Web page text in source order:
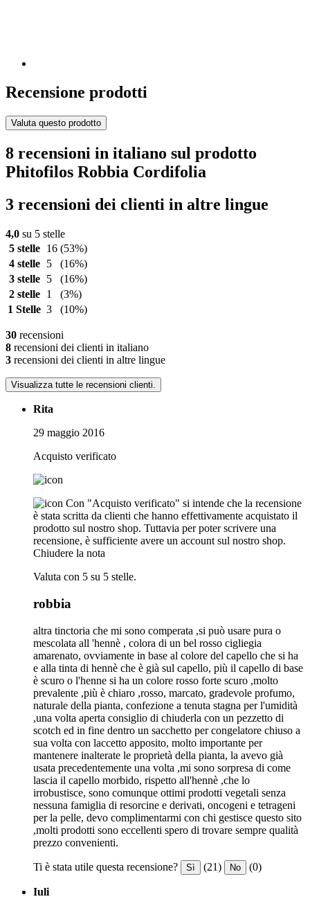
Recensione prodotti
Valuta questo prodotto
8 recensioni in italiano sul prodotto
Phitofilos Robbia Cordifolia
3 recensioni dei clienti in altre lingue
4,0 su 5 stelle
5 stelle
16 (53%)
4 stelle
5
(16%)
3 stelle
5
(16%)
2 stelle
1
(3%)
1 Stelle 3 (10%)
30 recensioni
8 recensioni dei clienti in italiano
3 recensioni dei clienti in altre lingue
Visualizza tutte le recensioni clienti.
Rita
29 maggio 2016
Acquisto verificato
Con "Acquisto verificato" si intende che la recensione
è stata scritta da clienti che hanno effettivamente acquistato il
prodotto sul nostro shop. Tuttavia per poter scrivere una
recensione, è sufficiente avere un account sul nostro shop.
Chiudere la nota
Valuta con 5 su 5 stelle.
robbia
altra tinctoria che mi sono comperata ,si può usare pura o
mescolata all 'hennè , colora di un bel rosso cigliegia
amarenato, ovviamente in base al colore del capello che si ha
e alla tinta di hennè che è già sul capello, più il capello di base
è scuro o l'henne si ha un colore rosso forte scuro ,molto
prevalente ,più è chiaro ,rosso, marcato, gradevole profumo,
naturale della pianta, confezione a tenuta stagna per l'umidità
,una volta aperta consiglio di chiuderla con un pezzetto di
scotch ed in fine dentro un sacchetto per congelatore chiuso a
sua volta con laccetto apposito, molto importante per
mantenere inalterate le proprietà della pianta, la avevo già
usata precedentemente una volta ,mi sono sorpresa di come
lascia il capello morbido, rispetto all'hennè ,che lo
irrobustisce, sono comunque ottimi prodotti vegetali senza
nessuna famiglia di resorcine e derivati, oncogeni e tetrageni
per la pelle, devo complimentarmi con chi gestisce questo sito
,molti prodotti sono eccellenti spero di trovare sempre qualità
prezzo convenienti.
Ti è stata utile questa recensione? Sì (21) No (0)
Iuli